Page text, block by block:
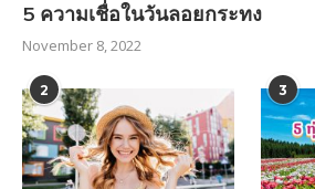
5 ความเชื่อในวันลอยกระทง
November 8, 2022
2 3